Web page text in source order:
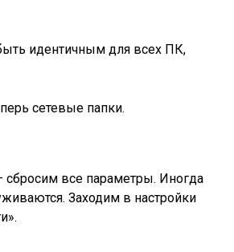
идентичным для всех ПК,
сетевые папки.
сбросим все параметры. Иногда
Заходим в настройки